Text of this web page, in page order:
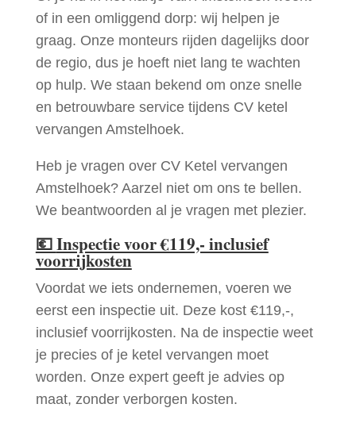
of in een omliggend dorp: wij helpen je
graag. Onze monteurs rijden dagelijks door
de regio, dus je hoeft niet lang te wachten
op hulp. We staan bekend om onze snelle
en betrouwbare service tijdens CV ketel
vervangen Amstelhoek.
Heb je vragen over CV Ketel vervangen
Amstelhoek? Aarzel niet om ons te bellen.
We beantwoorden al je vragen met plezier.
💶Inspectie voor €119,- inclusief
voorrijkosten
Voordat we iets ondernemen, voeren we
eerst een inspectie uit. Deze kost €119,-,
inclusief voorrijkosten. Na de inspectie weet
je precies of je ketel vervangen moet
worden. Onze expert geeft je advies op
maat, zonder verborgen kosten.